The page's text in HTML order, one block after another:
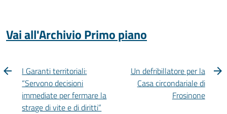
Vai all'Archivio Primo piano
I Garanti territoriali:
“Servono decisioni
immediate per fermare la
strage di vite e di diritti”
Un defribillatore per la
Casa circondariale di
Frosinone